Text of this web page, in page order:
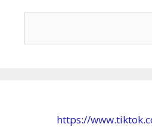
https://